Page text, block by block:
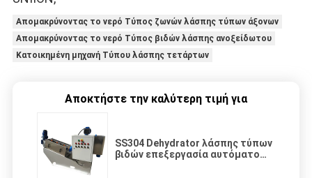
Απομακρύνοντας το νερό Τύπος ζωνών λάσπης τύπων άξονων
Απομακρύνοντας το νερό Τύπος βιδών λάσπης ανοξείδωτου
Κατοικημένη μηχανή Τύπου λάσπης τετάρτων
Αποκτήστε την καλύτερη τιμή για
SS304 Dehydrator λάσπης τύπων
βιδών επεξεργασία αυτόματο